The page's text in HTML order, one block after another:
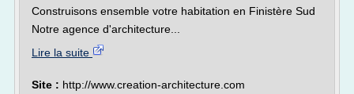
Construisons ensemble votre habitation en Finistère Sud
Notre agence d'architecture...
Lire la suite
Site : http://www.creation-architecture.com